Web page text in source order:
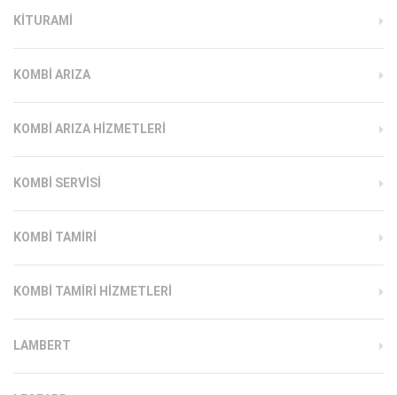
KITURAMI
KOMBI ARIZA
KOMBI ARIZA HIZMETLERI
KOMBI SERVISI
KOMBI TAMIRI
KOMBI TAMIRI HIZMETLERI
LAMBERT